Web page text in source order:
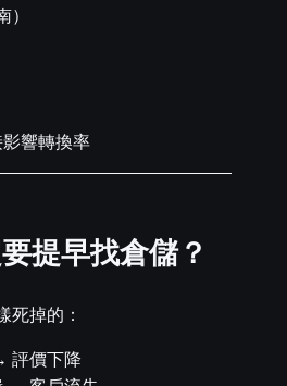
響轉換率
提早找倉儲？
死掉的：
評價下降